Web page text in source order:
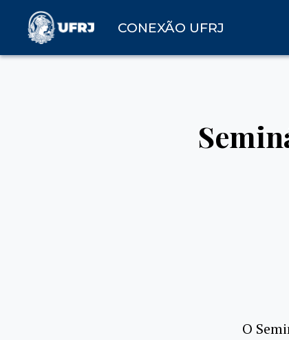
CONEXÃO UFRJ
O